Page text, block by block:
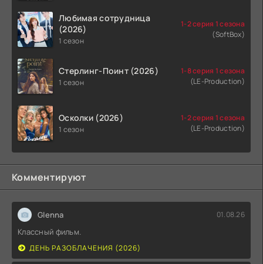
Любимая сотрудница
(2026)
1 сезон
1-2 серия 1 сезона
(SoftBox)
Стерлинг-Поинт (2026)
1 сезон
1-8 серия 1 сезона
(LE-Production)
Осколки (2026)
1 сезон
1-2 серия 1 сезона
(LE-Production)
Комментируют
Glenna 01.08.26
Классный фильм.
ДЕНЬ РАЗОБЛАЧЕНИЯ (2026)